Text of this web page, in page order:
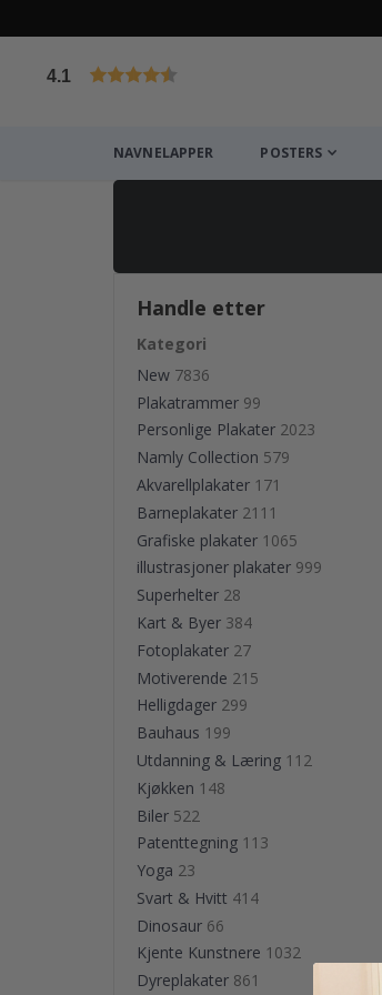
4.1
NAVNELAPPER POSTERS
Handle etter
Kategori
New 7836
Plakatrammer 99
Personlige Plakater 2023
Namly Collection 579
Akvarellplakater 171
Barneplakater 2111
Grafiske plakater 1065
illustrasjoner plakater 999
Superhelter 28
Kart & Byer 384
Fotoplakater 27
Motiverende 215
Helligdager 299
Bauhaus 199
Utdanning & Læring 112
Kjøkken 148
Biler 522
Patenttegning 113
Yoga 23
Svart & Hvitt 414
Dinosaur 66
Kjente Kunstnere 1032
Dyreplakater 861